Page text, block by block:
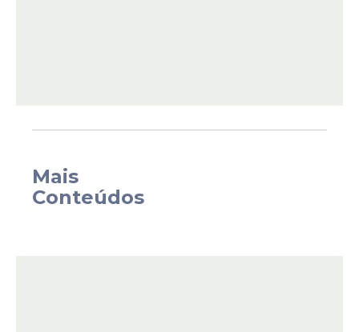
Mais
Conteúdos